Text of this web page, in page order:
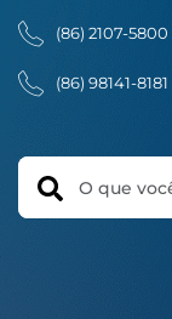
(86) 2107-5800
(86) 98141-8181
Search